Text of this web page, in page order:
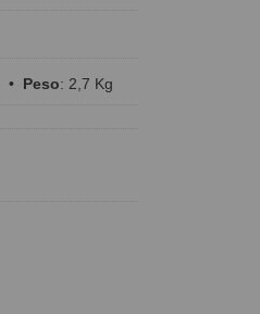
• Peso: 2,7 Kg